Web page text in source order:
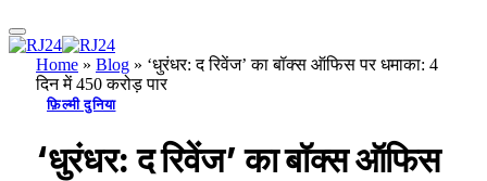
Home » Blog » ‘धुरंधर: द रिवेंज’ का बॉक्स ऑफिस पर धमाका: 4
दिन में 450 करोड़ पार
फ़िल्मी दुनिया
‘धुरंधर: द रिवेंज’ का बॉक्स ऑफिस